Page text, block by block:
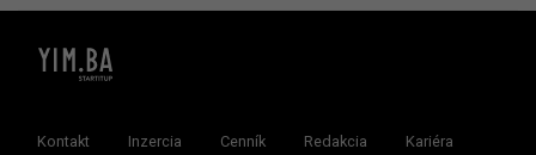
Kontakt Inzercia Cenník Redakcia Kariéra